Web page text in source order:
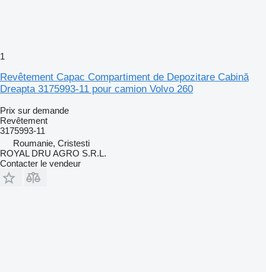
1
Revêtement Capac Compartiment de Depozitare Cabină
Dreapta 3175993-11 pour camion Volvo 260
Prix sur demande
Revêtement
3175993-11
Roumanie, Cristesti
ROYAL DRU AGRO S.R.L.
Contacter le vendeur